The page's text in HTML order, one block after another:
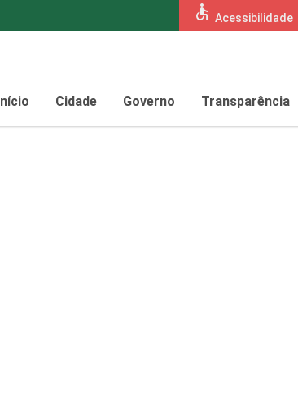
accessible Acessibilidade
Início Cidade Governo Transparência